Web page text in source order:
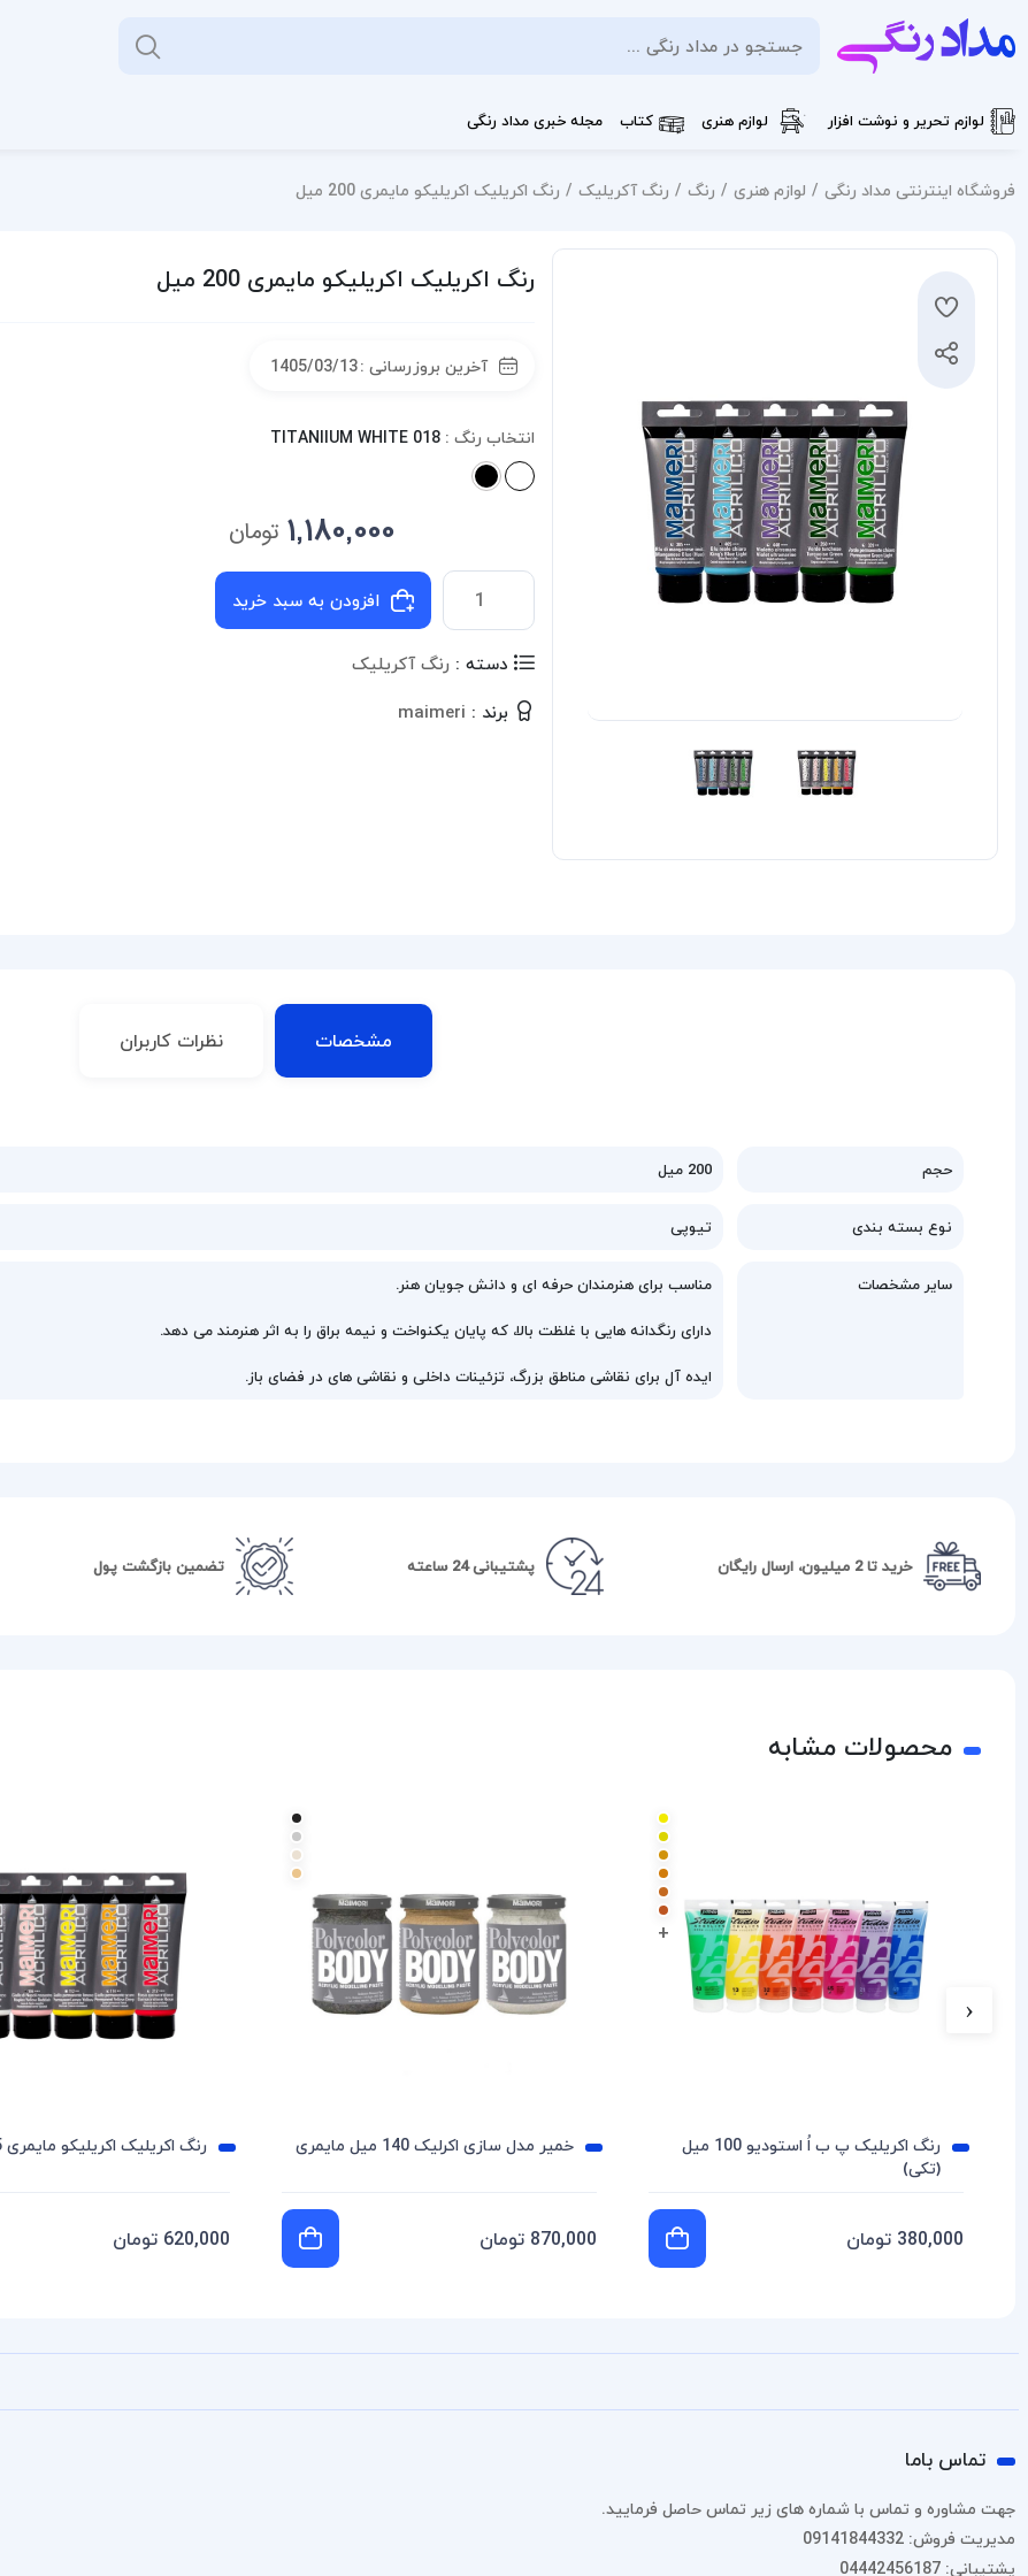
لوازم تحریر و نوشت افزار لوازم هنری کتاب مجله خبری مداد رنگی
فروشگاه اینترنتی مداد رنگی لوازم هنری رنگ رنگ آکریلیک رنگ اکریلیک اکریلیکو مایمری 200 میل
رنگ اکریلیک اکریلیکو مایمری 200 میل
آخرین بروزرسانی :1405/03/13
انتخاب رنگ : TITANIIUM WHITE 018
1,180,000 تومان
افزودن به سبد خرید
دسته : رنگ آکریلیک
برند : maimeri
مشخصات نظرات کاربران
حجم 200 میل
نوع بسته بندی تیوپی
سایر مشخصات
مناسب برای هنرمندان حرفه ای و دانش جویان هنر.
دارای رنگدانه هایی با غلظت بالا، که پایان یکنواخت و نیمه براق را به اثر هنرمند می دهد.
ایده آل برای نقاشی مناطق بزرگ، تزئینات داخلی و نقاشی های در فضای باز.
خرید تا 2 میلیون، ارسال رایگان پشتیبانی 24 ساعته تضمین بازگشت پول
محصولات مشابه
رنگ اکریلیک پ ب اُ استودیو 100 میل
(تکی)
380,000 تومان
+
خمیر مدل سازی اکرلیک 140 میل مایمری
870,000 تومان
رنگ اکریلیک اکریلیکو مایمری 75 میل
620,000 تومان
‹
تماس باما
جهت مشاوره و تماس با شماره های زیر تماس حاصل فرمایید.
مدیریت فروش: 09141844332
پشتیبانی: 04442456187